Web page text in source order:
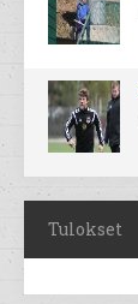
Tulokset